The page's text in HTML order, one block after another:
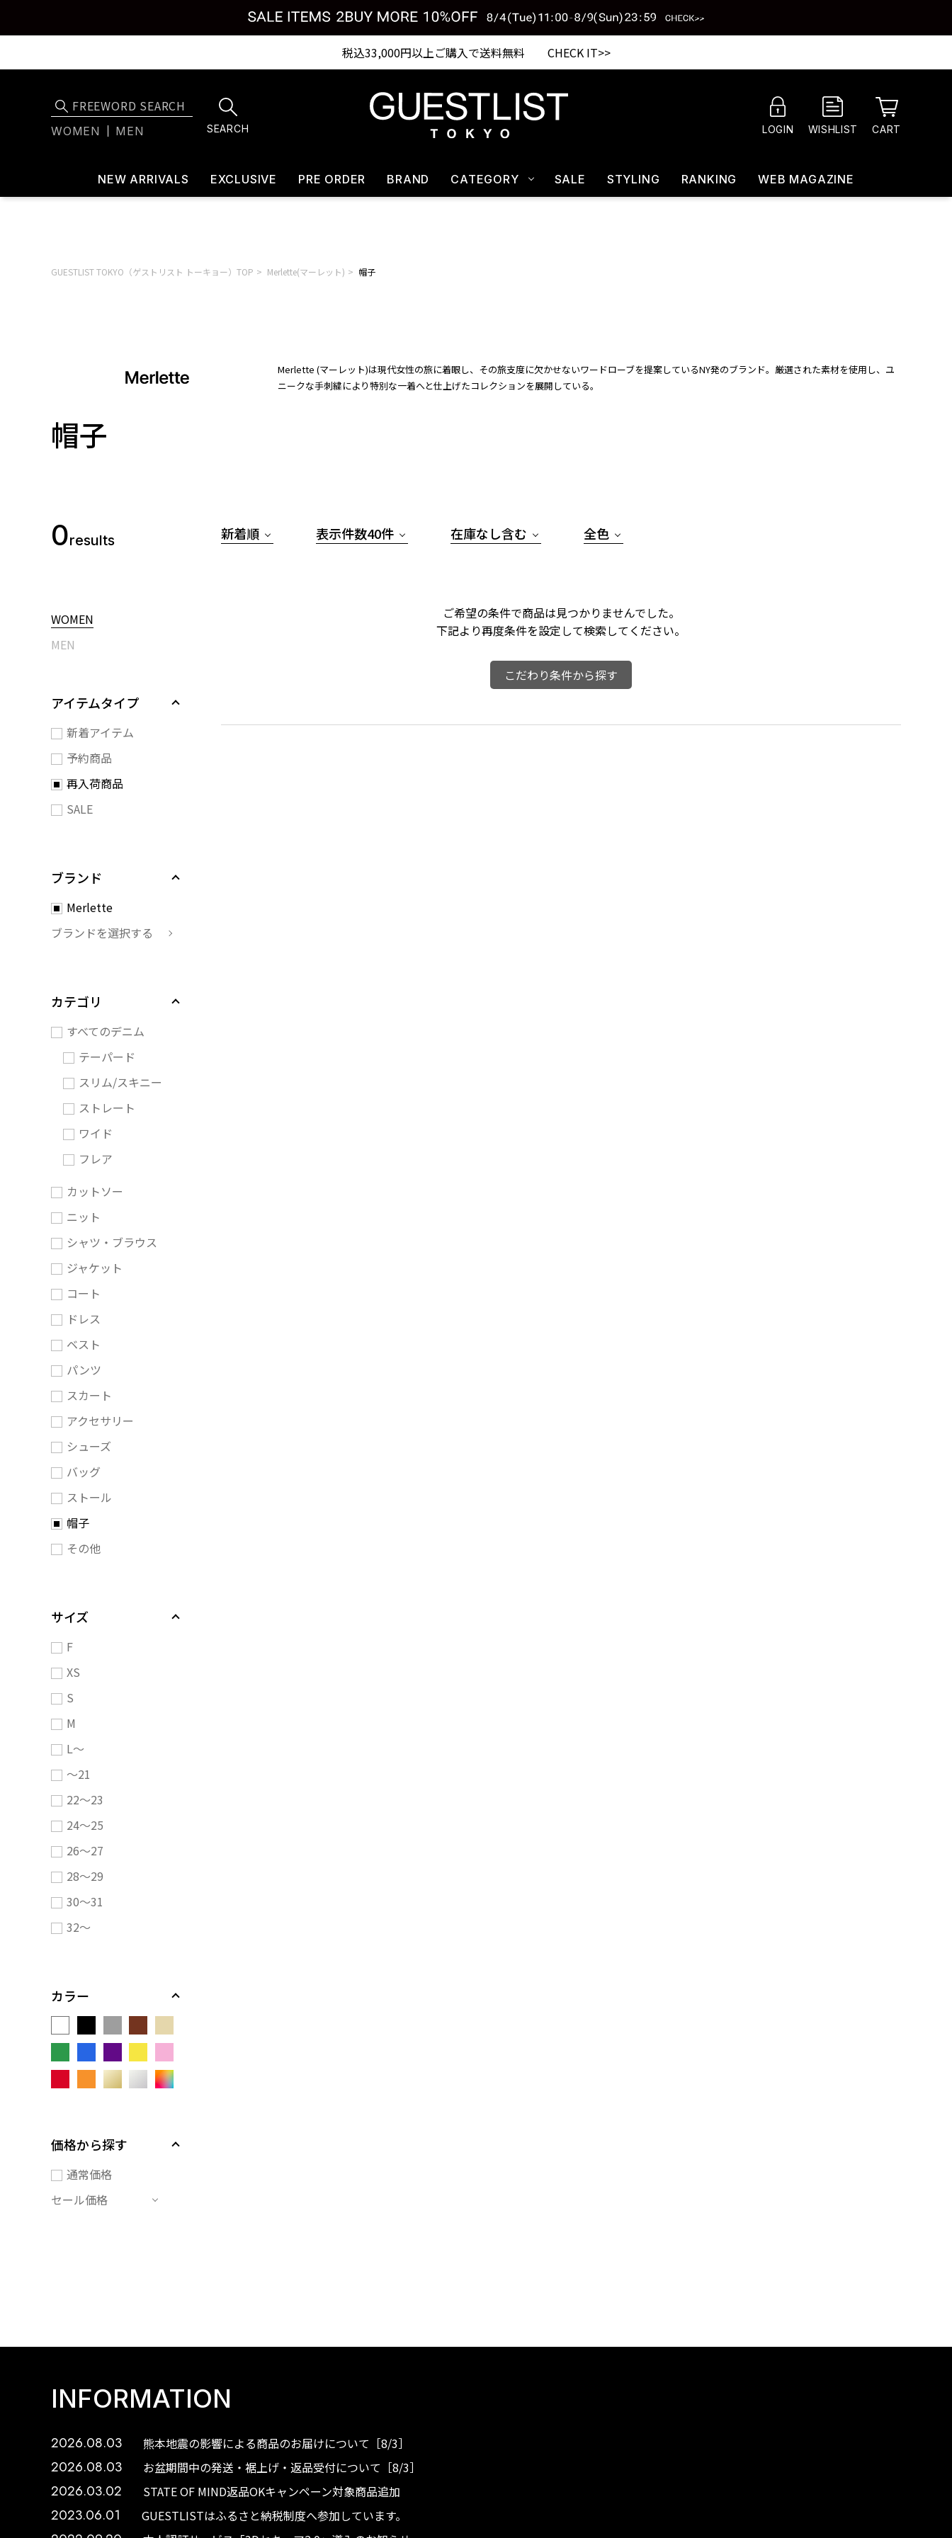
税込33,000円以上ご購入で送料無料 CHECK IT>>
WOMEN MEN SEARCH LOGIN WISHLIST CART
NEW ARRIVALS EXCLUSIVE PRE ORDER BRAND CATEGORY SALE STYLING RANKING WEB MAGAZINE
GUESTLIST TOKYO（ゲストリスト トーキョー）TOP Merlette(マーレット) 帽子
Merlette (マーレット)は現代女性の旅に着眼し、その旅支度に欠かせないワードローブを提案しているNY発のブランド。厳選された素材を使用し、ユ
ニークな手刺繍により特別な一着へと仕上げたコレクションを展開している。
帽子
0results
WOMEN
MEN
アイテムタイプ
新着アイテム
予約商品
再入荷商品
SALE
ブランド
Merlette
ブランドを選択する
カテゴリ
すべてのデニム
テーパード
スリム/スキニー
ストレート
ワイド
フレア
カットソー
ニット
シャツ・ブラウス
ジャケット
コート
ドレス
ベスト
パンツ
スカート
アクセサリー
シューズ
バッグ
ストール
帽子
その他
サイズ
F
XS
S
M
L～
～21
22～23
24～25
26～27
28～29
30～31
32～
カラー
価格から探す
通常価格
セール価格
新着順 表示件数40件 在庫なし含む 全色
ご希望の条件で商品は見つかりませんでした。
下記より再度条件を設定して検索してください。
こだわり条件から探す
INFORMATION
2026.08.03 熊本地震の影響による商品のお届けについて［8/3］
2026.08.03 お盆期間中の発送・裾上げ・返品受付について［8/3］
2026.03.02 STATE OF MIND返品OKキャンペーン対象商品追加
2023.06.01 GUESTLISTはふるさと納税制度へ参加しています。